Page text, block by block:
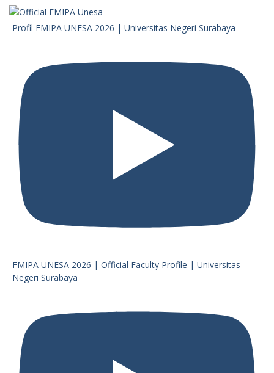
Profil FMIPA UNESA 2026 | Universitas Negeri Surabaya
FMIPA UNESA 2026 | Official Faculty Profile | Universitas
Negeri Surabaya